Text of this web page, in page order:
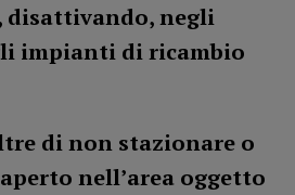
disattivando, negli
impianti di ricambio
di non stazionare o
nell’area oggetto